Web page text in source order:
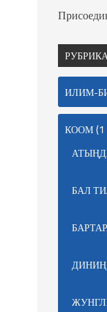
ИЛИМ-
КООМ
БАЛ
ДИНИҢ